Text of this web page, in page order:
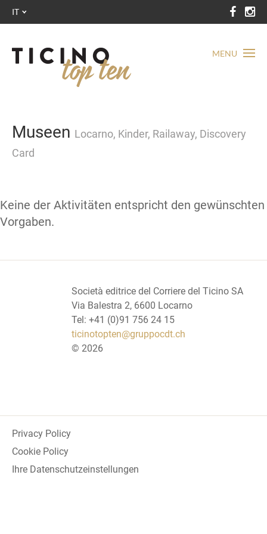
MENU
IT
Museen Locarno, Kinder, Railaway, Discovery
Card
Keine der Aktivitäten entspricht den gewünschten
Vorgaben.
Società editrice del Corriere del Ticino SA
Via Balestra 2, 6600 Locarno
Tel: +41 (0)91 756 24 15
ticinotopten@gruppocdt.ch
© 2026
Privacy Policy
Cookie Policy
Ihre Datenschutzeinstellungen